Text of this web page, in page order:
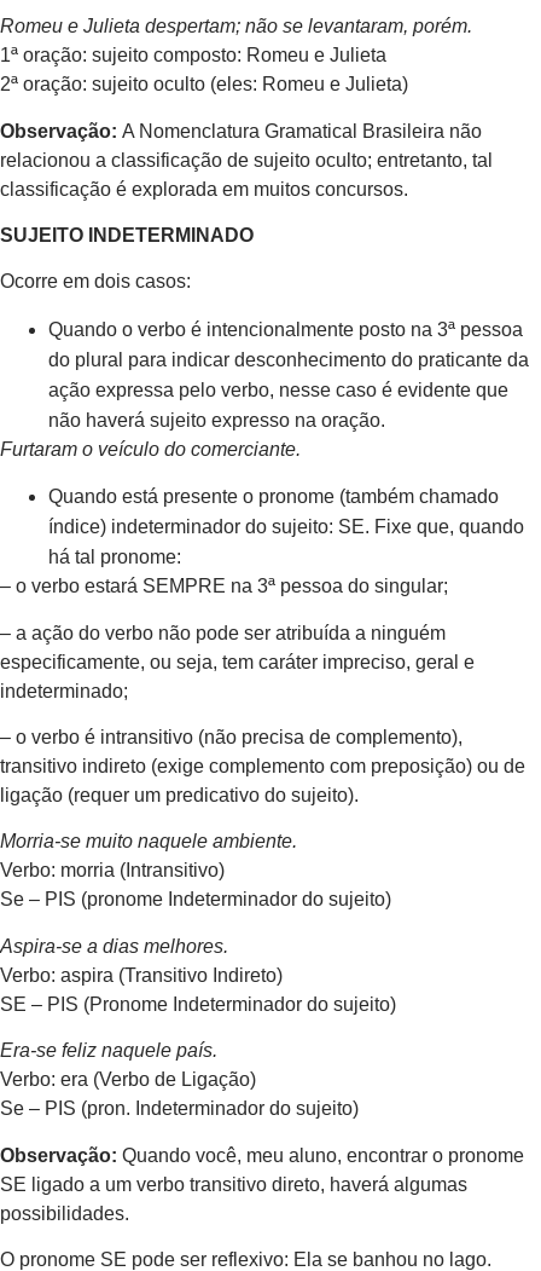
Romeu e Julieta despertam; não se levantaram, porém.
1ª oração: sujeito composto: Romeu e Julieta
2ª oração: sujeito oculto (eles: Romeu e Julieta)
Observação: A Nomenclatura Gramatical Brasileira não
relacionou a classificação de sujeito oculto; entretanto, tal
classificação é explorada em muitos concursos.
SUJEITO INDETERMINADO
Ocorre em dois casos:
Quando o verbo é intencionalmente posto na 3ª pessoa
do plural para indicar desconhecimento do praticante da
ação expressa pelo verbo, nesse caso é evidente que
não haverá sujeito expresso na oração.
Furtaram o veículo do comerciante.
Quando está presente o pronome (também chamado
índice) indeterminador do sujeito: SE. Fixe que, quando
há tal pronome:
– o verbo estará SEMPRE na 3ª pessoa do singular;
– a ação do verbo não pode ser atribuída a ninguém
especificamente, ou seja, tem caráter impreciso, geral e
indeterminado;
– o verbo é intransitivo (não precisa de complemento),
transitivo indireto (exige complemento com preposição) ou de
ligação (requer um predicativo do sujeito).
Morria-se muito naquele ambiente.
Verbo: morria (Intransitivo)
Se – PIS (pronome Indeterminador do sujeito)
Aspira-se a dias melhores.
Verbo: aspira (Transitivo Indireto)
SE – PIS (Pronome Indeterminador do sujeito)
Era-se feliz naquele país.
Verbo: era (Verbo de Ligação)
Se – PIS (pron. Indeterminador do sujeito)
Observação: Quando você, meu aluno, encontrar o pronome
SE ligado a um verbo transitivo direto, haverá algumas
possibilidades.
O pronome SE pode ser reflexivo: Ela se banhou no lago.